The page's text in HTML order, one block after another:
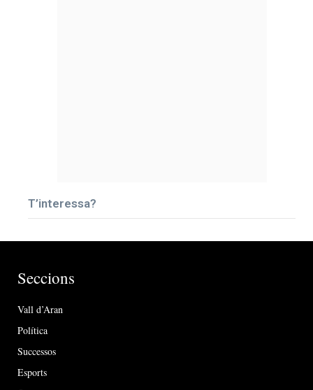
T’interessa?
Seccions
Vall d’Aran
Política
Successos
Esports